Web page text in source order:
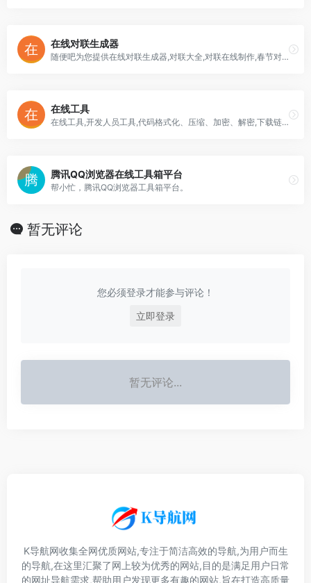
在线对联生成器
随便吧为您提供在线对联生成器,对联大全,对联在线制作,春节对联,新婚对联,趣味对联,搞笑对联,乔迁对联,新年对联,只要在线输入文字就可以生成经典的对联。赶快加入进行在线制作吧!
在线工具
在线工具,开发人员工具,代码格式化、压缩、加密、解密,下载链接转换,json格式化,正则测试工具,favicon在线制作,字帖工具,中文简繁体转换,迅雷下载链接
腾讯QQ浏览器在线工具箱平台
帮小忙，腾讯QQ浏览器工具箱平台。
暂无评论
您必须登录才能参与评论！
立即登录
暂无评论...
K导航网收集全网优质网站,专注于简洁高效的导航,为用户而生
的导航,在这里汇聚了网上较为优秀的网站,目的是满足用户日常
的网址导航需求,帮助用户发现更多有趣的网站,旨在打造高质量